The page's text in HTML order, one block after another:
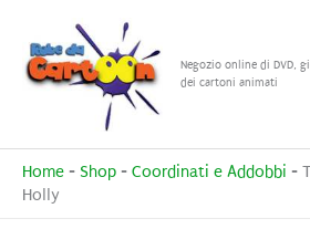
contenuto
Negozio online di DVD,
dei cartoni animati
Home - Shop - Coordinati e Addobbi -
Holly